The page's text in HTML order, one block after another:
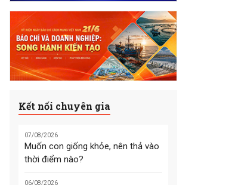
Kết nối chuyên gia
07/08/2026
Muốn con giống khỏe, nên thả vào
thời điểm nào?
06/08/2026